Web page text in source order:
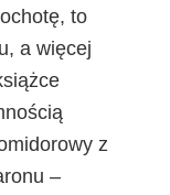
to
a więcej
z
–